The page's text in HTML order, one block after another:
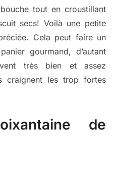
tout en croustillant
secs! Voilà une petite
Cela peut faire un
gourmand, d’autant
très bien et assez
craignent les trop fortes
de